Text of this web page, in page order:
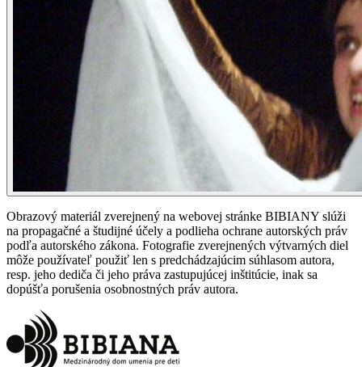
Obrazový materiál zverejnený na webovej stránke BIBIANY slúži
na propagačné a študijné účely a podlieha ochrane autorských práv
podľa autorského zákona. Fotografie zverejnených výtvarných diel
môže používateľ použiť len s predchádzajúcim súhlasom autora,
resp. jeho dediča či jeho práva zastupujúcej inštitúcie, inak sa
dopúšťa porušenia osobnostných práv autora.